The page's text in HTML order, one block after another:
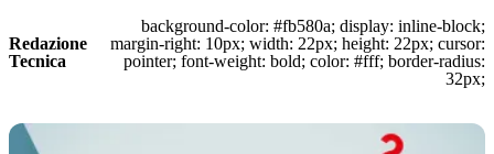
Redazione
Tecnica
background-color: #fb580a; display: inline-block;
margin-right: 10px; width: 22px; height: 22px; cursor:
pointer; font-weight: bold; color: #fff; border-radius:
32px;